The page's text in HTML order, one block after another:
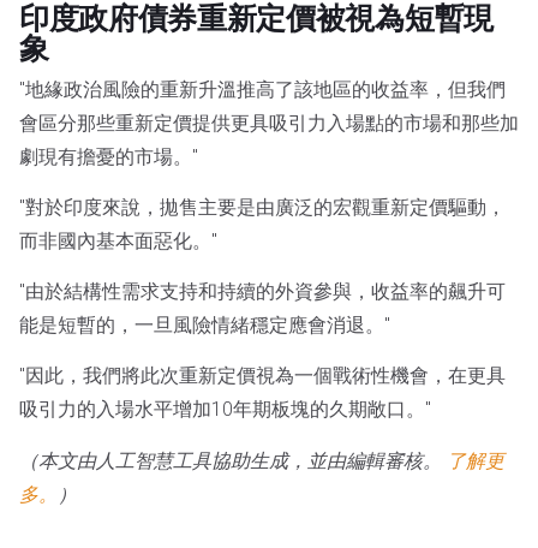
印度政府債券重新定價被視為短暫現
象
"地緣政治風險的重新升溫推高了該地區的收益率，但我們
會區分那些重新定價提供更具吸引力入場點的市場和那些加
劇現有擔憂的市場。"
"對於印度來說，拋售主要是由廣泛的宏觀重新定價驅動，
而非國內基本面惡化。"
"由於結構性需求支持和持續的外資參與，收益率的飆升可
能是短暫的，一旦風險情緒穩定應會消退。"
"因此，我們將此次重新定價視為一個戰術性機會，在更具
吸引力的入場水平增加10年期板塊的久期敞口。"
（本文由人工智慧工具協助生成，並由編輯審核。
了解更
多。
）